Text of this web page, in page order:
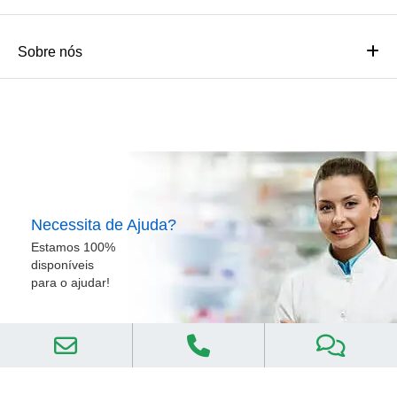
Sobre nós
Necessita de Ajuda?
Estamos 100%
disponíveis
para o ajudar!